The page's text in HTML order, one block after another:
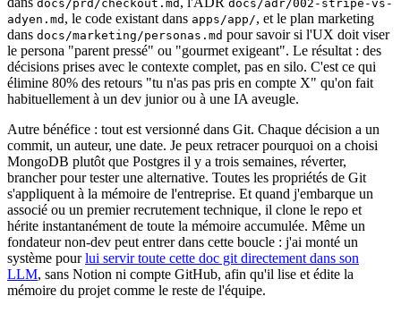
docs/prd/checkout.md
docs/adr/002-stripe-vs-
adyen.md , le code existant dans apps/app/, et le plan marketing
dans docs/marketing/personas.md pour savoir si l'UX doit viser
le persona "parent pressé" ou "gourmet exigeant". Le résultat : des
décisions prises avec le contexte complet, pas en silo. C'est ce qui
élimine 80% des retours "tu n'as pas pris en compte X" qu'on fait
habituellement à un dev junior ou à une IA aveugle.
Autre bénéfice : tout est versionné dans Git. Chaque décision a un
commit, un auteur, une date. Je peux retracer pourquoi on a choisi
MongoDB plutôt que Postgres il y a trois semaines, réverter,
brancher pour tester une alternative. Toutes les propriétés de Git
s'appliquent à la mémoire de l'entreprise. Et quand j'embarque un
associé ou un premier recrutement technique, il clone le repo et
hérite instantanément de toute la mémoire accumulée. Même un
fondateur non-dev peut entrer dans cette boucle : j'ai monté un
système pourlui servir toute cette doc git directement dans son
LLM, sans Notion ni compte GitHub, afin qu'il lise et édite la
mémoire du projet comme le reste de l'équipe.